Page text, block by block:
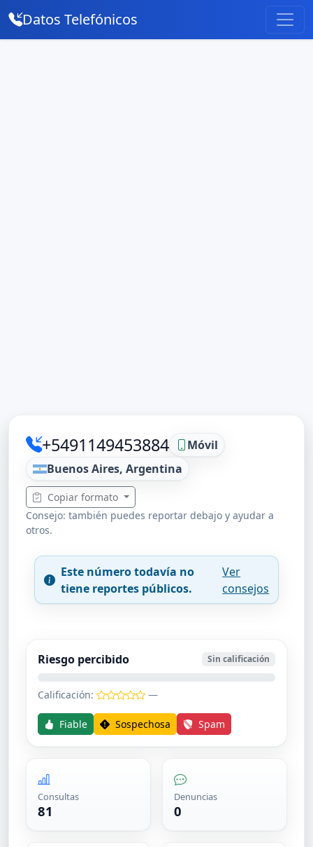
Datos Telefónicos
+5491149453884
Móvil
Buenos Aires, Argentina
Copiar formato
Consejo: también puedes reportar debajo y ayudar a
otros.
Este número todavía no
tiene reportes públicos.
Ver
consejos
Riesgo percibido Sin calificación
Calificación: —
Fiable Sospechosa Spam
Consultas
81
Denuncias
0